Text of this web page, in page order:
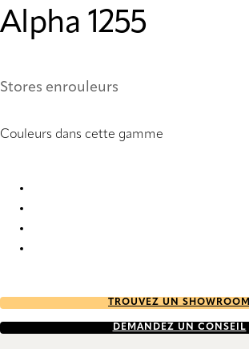
Alpha 1255
Stores enrouleurs
Couleurs dans cette gamme
TROUVEZ UN SHOWROOM
DEMANDEZ UN CONSEIL